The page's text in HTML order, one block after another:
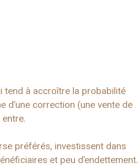
tend à accroître la probabilité
d’une correction (une vente de
entre.
préférés, investissent dans
et peu d’endettement.